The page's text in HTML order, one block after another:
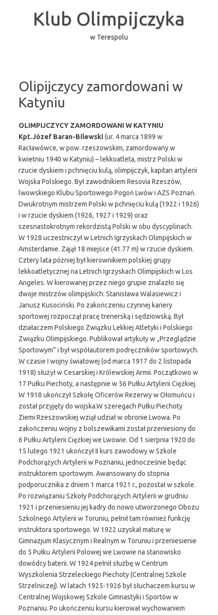
Klub Olimpijczyka
w Terespolu
Olipijczycy zamordowani w
Katyniu
OLIMPIJCZYCY ZAMORDOWANI W KATYNIU
Kpt.Józef Baran-Bilewski(ur. 4 marca 1899 w
Racławówce, w pow. rzeszowskim, zamordowany w
kwietniu 1940 w Katyniu) – lekkoatleta, mistrz Polski w
rzucie dyskiem i pchnięciu kulą, olimpijczyk, kapitan artylerii
Wojska Polskiego. Był zawodnikiem Resovia Rzeszów,
lwowskiego Klubu Sportowego Pogoń Lwów i AZS Poznań.
Dwukrotnym mistrzem Polski w pchnięciu kulą (1922 i 1926)
i w rzucie dyskiem (1926, 1927 i 1929) oraz
szesnastokrotnym rekordzistą Polski w obu dyscyplinach.
W 1928 uczestniczył w Letnich Igrzyskach Olimpijskich w
Amsterdamie. Zajął 18 miejsce (41.77 m) w rzucie dyskiem.
Cztery lata później był kierownikiem polskiej grupy
lekkoatletycznej na Letnich Igrzyskach Olimpijskich w Los
Angeles. W kierowanej przez niego grupie znalazło się
dwoje mistrzów olimpijskich: Stanisława Walasiewicz i
Janusz Kusociński. Po zakończeniu czynnej kariery
sportowej rozpoczął pracę trenerską i sędziowską. Był
działaczem Polskiego Związku Lekkiej Atletyki i Polskiego
Związku Olimpijskiego. Publikował artykuły w „Przeglądzie
Sportowym” i był współautorem podręczników sportowych.
W czasie I wojny światowej (od marca 1917 do 2 listopada
1918) służył w Cesarskiej i Królewskiej Armii. Początkowo w
17 Pułku Piechoty, a następnie w 56 Pułku Artylerii Ciężkiej.
W 1918 ukończył Szkołę Oficerów Rezerwy w Ołomuńcu i
został przyjęty do wojska.W szeregach Pułku Piechoty
Ziemi Rzeszowskiej wziął udział w obronie Lwowa. Po
zakończeniu wojny z bolszewikami został przeniesiony do
6 Pułku Artylerii Ciężkiej we Lwowie. Od 1 sierpnia 1920 do
15 lutego 1921 ukończył II kurs zawodowy w Szkole
Podchorążych Artylerii w Poznaniu, jednocześnie będąc
instruktorem sportowym. Awansowany do stopnia
podporucznika z dniem 1 marca 1921 r., pozostał w szkole.
Po rozwiązaniu Szkoły Podchorążych Artylerii w grudniu
1921 i przeniesieniu jej kadry do nowo utworzonego Obozu
Szkolnego Artylerii w Toruniu, pełnił tam również funkcję
instruktora sportowego. W 1922 uzyskał maturę w
Gimnazjum Klasycznym i Realnym w Toruniu i przeniesienie
do 5 Pułku Artylerii Polowej we Lwowie na stanowisko
dowódcy baterii. W 1924 pełnił służbę w Centrum
Wyszkolenia Strzeleckiego Piechoty (Centralnej Szkole
Strzelniczej). W latach 1925-1926 był słuchaczem kursu w
Centralnej Wojskowej Szkole Gimnastyki i Sportów w
Poznaniu. Po ukończeniu kursu kierował wychowaniem